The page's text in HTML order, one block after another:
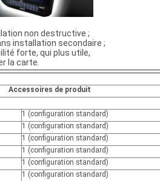
non destructive ;
installation secondaire ;
forte, qui plus utile,
la carte.
Accessoires de produit
1 (configuration standard)
1 (configuration standard)
1 (configuration standard)
1 (configuration standard)
1 (configuration standard)
1 (configuration standard)